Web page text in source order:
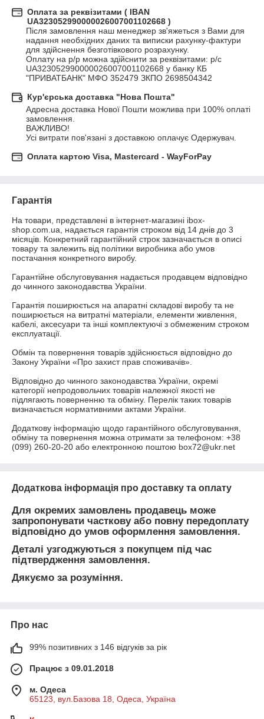
Оплата за реквізитами ( IBAN
UA323052990000026007001102668 )
Після замовлення наш менеджер зв'яжеться з Вами для
надання необхідних даних та виписки рахунку-фактури
для здійснення безготівкового розрахунку.
Оплату на р/р можна здійснити за реквізитами: р/с
UA323052990000026007001102668 у банку КБ
"ПРИВАТБАНК" МФО 352479 ЗКПО 2698504342
Кур'єрська доставка "Нова Пошта"
Адресна доставка Нової Пошти можлива при 100% оплаті
замовлення.
ВАЖЛИВО!
Усі витрати пов'язані з доставкою оплачує Одержувач.
Оплата картою Visa, Mastercard - WayForPay
Гарантія
На товари, представлені в інтернет-магазині ibox-
shop.com.ua, надається гарантія строком від 14 днів до 3
місяців. Конкретний гарантійний строк зазначається в описі
товару та залежить від політики виробника або умов
постачання конкретного виробу.
Гарантійне обслуговування надається продавцем відповідно
до чинного законодавства України.
Гарантія поширюється на апаратні складові виробу та не
поширюється на витратні матеріали, елементи живлення,
кабелі, аксесуари та інші комплектуючі з обмеженим строком
експлуатації.
Обмін та повернення товарів здійснюється відповідно до
Закону України «Про захист прав споживачів».
Відповідно до чинного законодавства України, окремі
категорії непродовольчих товарів належної якості не
підлягають поверненню та обміну. Перелік таких товарів
визначається нормативними актами України.
Додаткову інформацію щодо гарантійного обслуговування,
обміну та повернення можна отримати за телефоном: +38
(099) 260-20-20 або електронною поштою box72@ukr.net
Додаткова інформація про доставку та оплату
Для окремих замовлень продавець може
запропонувати часткову або повну передоплату
відповідно до умов оформлення замовлення.
Деталі узгоджуються з покупцем під час
підтвердження замовлення.
Дякуємо за розуміння.
Про нас
99% позитивних з 146 відгуків за рік
Працює з 09.01.2018
м. Одеса
65123, вул.Базова 18, Одеса, Україна